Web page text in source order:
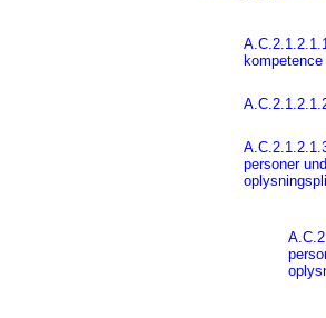
kompetence
personer